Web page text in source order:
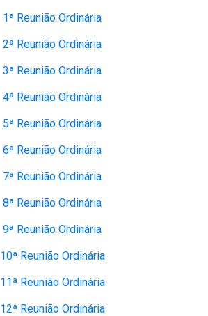
1ª Reunião Ordinária
2ª Reunião Ordinária
3ª Reunião Ordinária
4ª Reunião Ordinária
5ª Reunião Ordinária
6ª Reunião Ordinária
7ª Reunião Ordinária
8ª Reunião Ordinária
9ª Reunião Ordinária
10ª Reunião Ordinária
11ª Reunião Ordinária
12ª Reunião Ordinária